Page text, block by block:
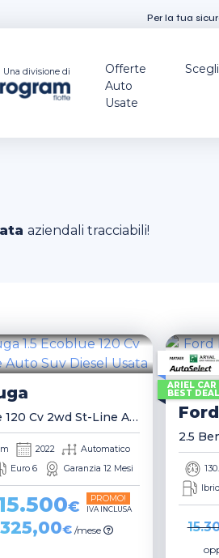
Per la tua
Una divisione di
Offerte
Auto
Usate
aziendali tracciabili!
1.5 Ecoblue 120 Cv 2wd St-Line Auto Suv
2022
Automatico
Euro 6 Garanzia 12 Mesi
€ PROMO!
IVA INCLUSA
325,00€ /mese
ARIEL CAR
BEST DEAL
Ford